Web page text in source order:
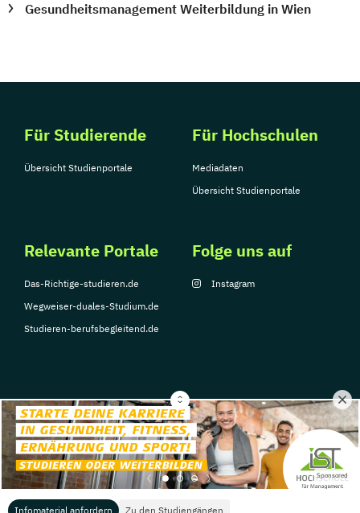
Infomaterial anfordern Zu den Studiengängen
Sponsored
Gesundheitsmanagement Weiterbildung in Wien
Für Studierende
Übersicht Studienportale
Für Hochschulen
Mediadaten
Übersicht Studienportale
Relevante Portale
Das-Richtige-studieren.de
Wegweiser-duales-Studium.de
Studieren-berufsbegleitend.de
Folge uns auf
Instagram
© Copyright 2026, TarGroup Media GmbH
Impressum
Datenschutzerklärung Nutzungsbedingungen